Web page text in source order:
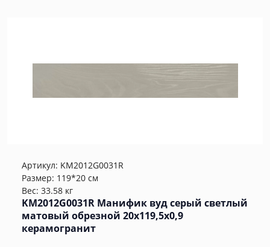
Артикул: KM2012G0031R
Размер: 119*20 см
Вес: 33.58 кг
KM2012G0031R Манифик вуд серый светлый
матовый обрезной 20x119,5x0,9
керамогранит